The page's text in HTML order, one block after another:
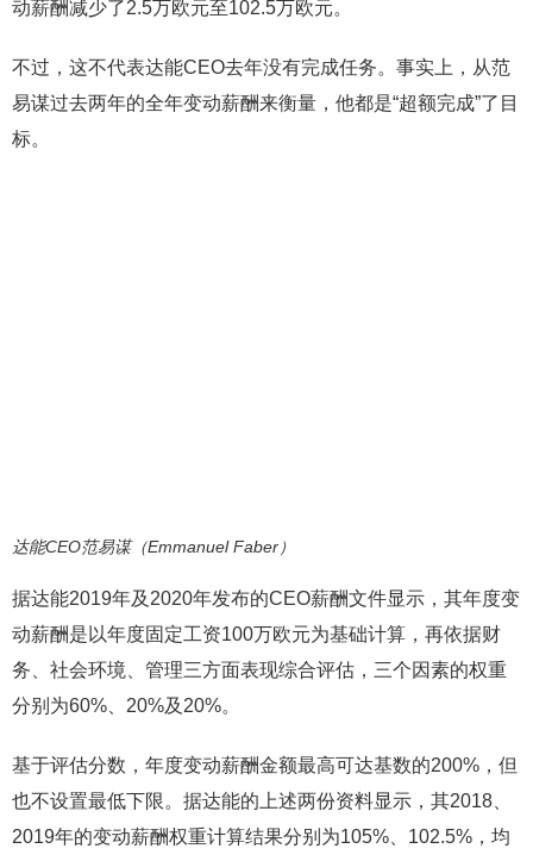
动薪酬减少了2.5万欧元至102.5万欧元。
不过，这不代表达能CEO去年没有完成任务。事实上，从范
易谋过去两年的全年变动薪酬来衡量，他都是“超额完成”了目
标。
达能CEO范易谋（Emmanuel Faber）
据达能2019年及2020年发布的CEO薪酬文件显示，其年度变
动薪酬是以年度固定工资100万欧元为基础计算，再依据财
务、社会环境、管理三方面表现综合评估，三个因素的权重
分别为60%、20%及20%。
基于评估分数，年度变动薪酬金额最高可达基数的200%，但
也不设置最低下限。据达能的上述两份资料显示，其2018、
2019年的变动薪酬权重计算结果分别为105%、102.5%，均